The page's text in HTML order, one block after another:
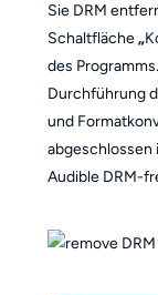
Sie DRM
Schaltfläche„
des
Durchführung
und
abgeschlossen
Audible DRM-